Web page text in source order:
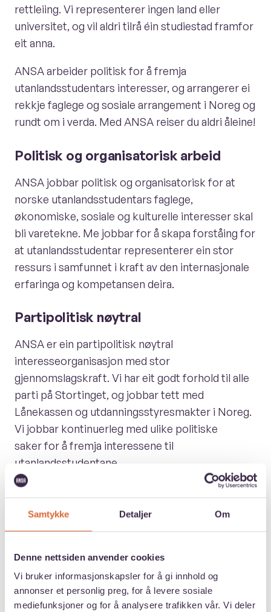
Samtykke Detaljer Om
Denne nettsiden anvender cookies
Vi bruker informasjonskapsler for å gi innhold og
annonser et personlig preg, for å levere sosiale
mediefunksjoner og for å analysere trafikken vår. Vi deler
rettleiing. Vi representerer ingen land eller
universitet, og vil aldri tilrå éin studiestad framfor
eit anna.
ANSA arbeider politisk for å fremja
utanlandsstudentars interesser, og arrangerer ei
rekkje faglege og sosiale arrangement i Noreg og
rundt om i verda. Med ANSA reiser du aldri åleine!
Politisk og organisatorisk arbeid
ANSA jobbar politisk og organisatorisk for at
norske utanlandsstudentars faglege,
økonomiske, sosiale og kulturelle interesser skal
bli varetekne. Me jobbar for å skapa forståing for
at utanlandsstudentar representerer ein stor
ressurs i samfunnet i kraft av den internasjonale
erfaringa og kompetansen deira.
Partipolitisk nøytral
ANSA er ein partipolitisk nøytral
interesseorganisasjon med stor
gjennomslagskraft. Vi har eit godt forhold til alle
parti på Stortinget, og jobbar tett med
Lånekassen og utdanningsstyresmakter i Noreg.
Vi jobbar kontinuerleg med ulike politiske
saker for å fremja interessene til
utanlandsstudentane.